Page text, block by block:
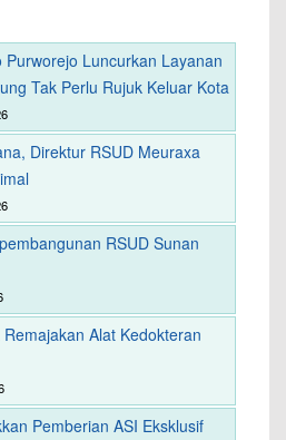
Purworejo Luncurkan Layanan
Tak Perlu Rujuk Keluar Kota
Direktur RSUD Meuraxa
RSUD Sunan
Alat Kedokteran
Pemberian ASI Eksklusif